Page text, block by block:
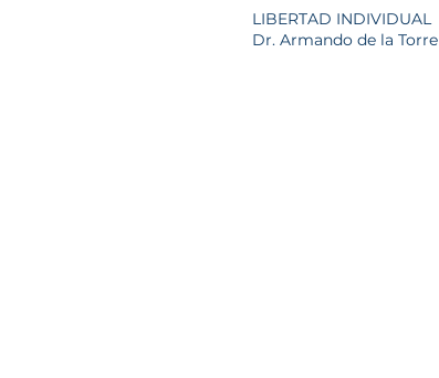
LIBERTAD INDIVIDUAL
Dr. Armando de la Torre